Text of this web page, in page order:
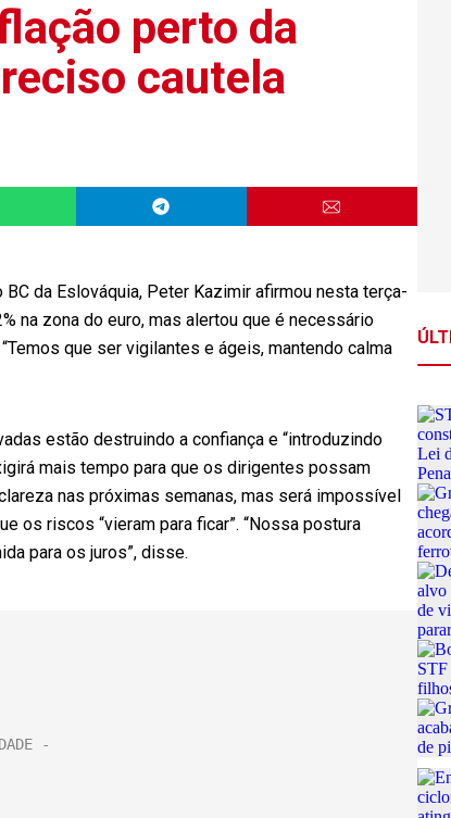
perto da
cautela
da Eslováquia, Peter Kazimir afirmou nesta terça-
na zona do euro, mas alertou que é necessário
que ser vigilantes e ágeis, mantendo calma
estão destruindo a confiança e “introduzindo
mais tempo para que os dirigentes possam
nas próximas semanas, mas será impossível
os riscos “vieram para ficar”. “Nossa postura
para os juros”, disse.